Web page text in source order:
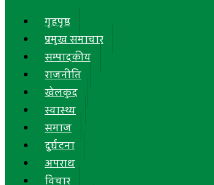
गृहपृष्ठ
प्रमुख समाचार
सम्पादकीय
राजनीति
खेलकुद
स्वास्थ्य
समाज
दुर्घटना
अपराध
विचार